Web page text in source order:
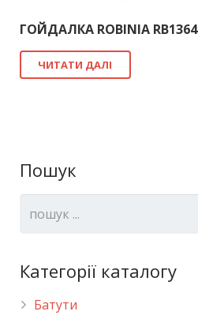
ГОЙДАЛКА ROBINIA RB1364
ЧИТАТИ ДАЛІ
Пошук
Категорії каталогу
Батути